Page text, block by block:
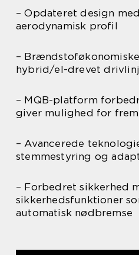
– Opdateret design
aerodynamisk profil
–
hybrid/el-drevet
– MQB-platform
giver mulighed for
– Avancerede
stemmestyring og
– Forbedret sikkerhed
sikkerhedsfunktioner
automatisk nødbremse